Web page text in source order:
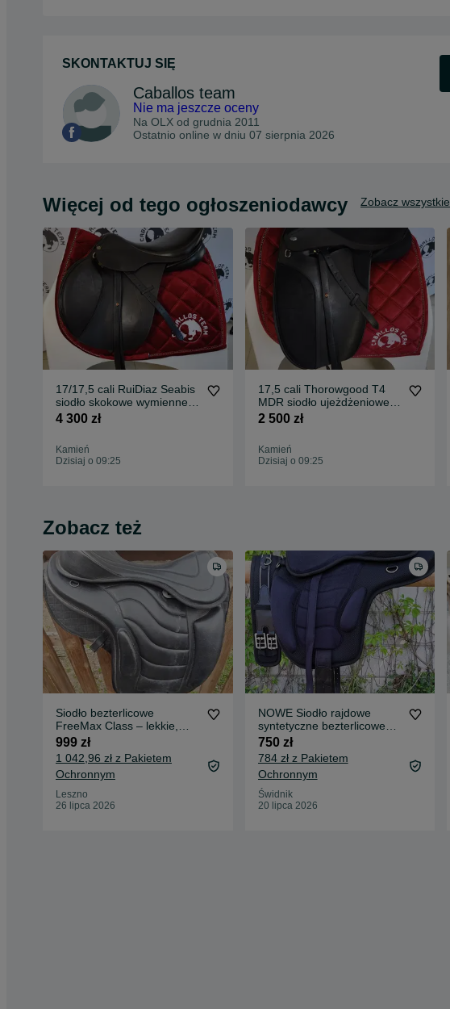
SKONTAKTUJ SIĘ
Caballos team
Nie ma jeszcze oceny
Na OLX od grudnia 2011
Ostatnio online w dniu 07 sierpnia 2026
Więcej od tego ogłoszeniodawcy Zobacz wszystkie
17/17,5 cali RuiDiaz Seabis
siodło skokowe wymienne
łeki Id.741
4 300 zł
Kamień
Dzisiaj o 09:25
17,5 cali Thorowgood T4
MDR siodło ujeżdżeniowe
Id.758
2 500 zł
Kamień
Dzisiaj o 09:25
Zobacz też
Siodło bezterlicowe
FreeMax Class – lekkie,
wygodne
999 zł
1 042,96 zł z Pakietem
Ochronnym
Leszno
26 lipca 2026
NOWE Siodło rajdowe
syntetyczne bezterlicowe
Free Run GrassHopper
750 zł
784 zł z Pakietem
Ochronnym
Świdnik
20 lipca 2026